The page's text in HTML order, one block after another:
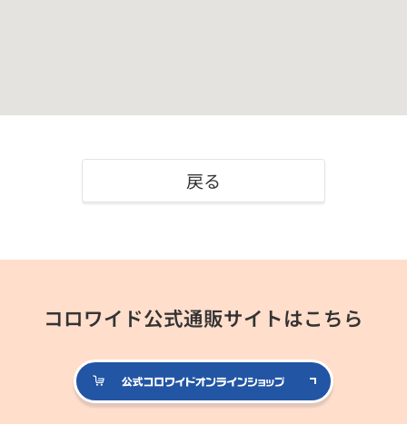
戻る
コロワイド公式通販サイトはこちら
公式コロ